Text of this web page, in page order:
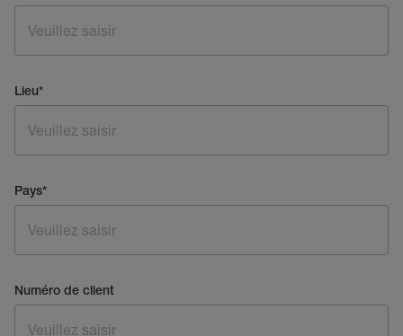
Lieu*
Pays*
Numéro de client